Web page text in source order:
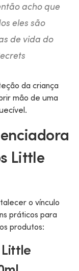
acho que
eles são
de vida do
da criança
mão de uma
Little
o vínculo
práticos para
produtos: